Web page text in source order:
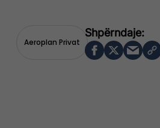
Aeroplan Privat